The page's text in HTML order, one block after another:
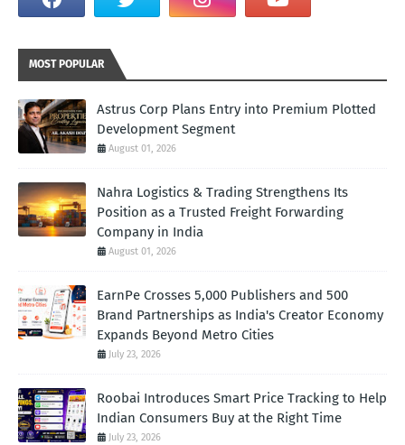
MOST POPULAR
Astrus Corp Plans Entry into Premium Plotted
Development Segment
August 01, 2026
Nahra Logistics & Trading Strengthens Its
Position as a Trusted Freight Forwarding
Company in India
August 01, 2026
EarnPe Crosses 5,000 Publishers and 500
Brand Partnerships as India's Creator Economy
Expands Beyond Metro Cities
July 23, 2026
Roobai Introduces Smart Price Tracking to Help
Indian Consumers Buy at the Right Time
July 23, 2026